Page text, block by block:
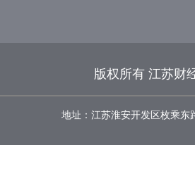
版权所有 江苏财
地址：江苏淮安开发区枚乘东